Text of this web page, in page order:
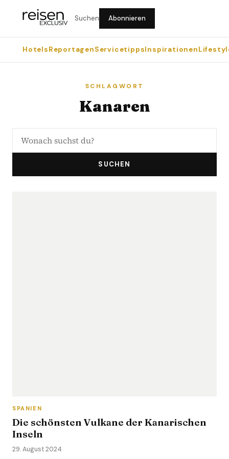
Suchen Abonnieren
HotelsReportagenServicetippsInspirationen
SCHLAGWORT
Kanaren
SUCHEN
SPANIEN
Die schönsten Vulkane der Kanarischen
Inseln
29. August 2024